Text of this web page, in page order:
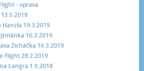
- oprava
19.3.2019
16.3.2019
Zicháčka 16.3.2019
Flight 28.2.2019
Langra 1.9.2018